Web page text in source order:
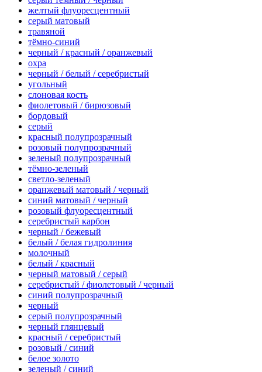
желтый флуоресцентный
серый матовый
травяной
тёмно-синий
черный / красный / оранжевый
охра
черный / белый / серебристый
угольный
слоновая кость
фиолетовый / бирюзовый
бордовый
серый
красный полупрозрачный
розовый полупрозрачный
зеленый полупрозрачный
тёмно-зеленый
светло-зеленый
оранжевый матовый / черный
синий матовый / черный
розовый флуоресцентный
серебристый карбон
черный / бежевый
белый / белая гидролиния
молочный
белый / красный
черный матовый / серый
серебристый / фиолетовый / черный
синий полупрозрачный
черный
серый полупрозрачный
черный глянцевый
красный / серебристый
розовый / синий
белое золото
зеленый / синий